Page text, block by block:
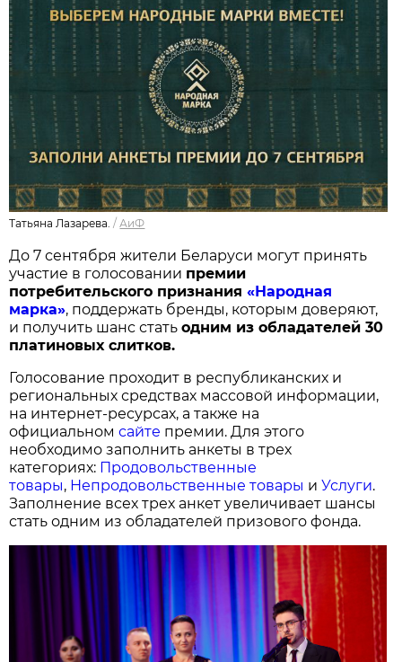
Татьяна Лазарева. / АиФ
До 7 сентября жители Беларуси могут принять
участие в голосовании премии
потребительского признания«Народная
марка», поддержать бренды, которым доверяют,
и получить шанс статьодним из обладателей 30
платиновых слитков.
Голосование проходит в республиканских и
региональных средствах массовой информации,
на интернет-ресурсах, а также на
официальномсайте премии. Для этого
необходимо заполнить анкеты в трех
категориях: Продовольственные
товары, Непродовольственные товары иУслуги.
Заполнение всех трех анкет увеличивает шансы
стать одним из обладателей призового фонда.